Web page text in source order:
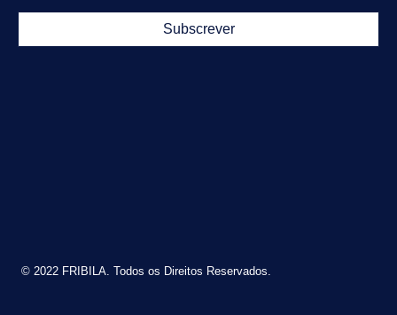
Subscrever
© 2022 FRIBILA. Todos os Direitos Reservados.